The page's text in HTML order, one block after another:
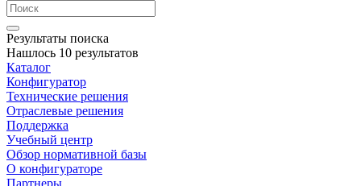
Результаты поиска
Нашлось 10 результатов
Каталог
Конфигуратор
Технические решения
Отраслевые решения
Поддержка
Учебный центр
Обзор нормативной базы
О конфигураторе
Партнеры